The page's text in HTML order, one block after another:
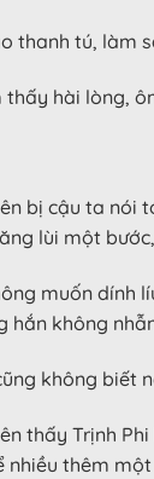
thanh tú, làm
hài lòng,
bị cậu ta nói
lùi một
muốn dính
hắn không
không biết
thấy Trịnh
nhiều thêm